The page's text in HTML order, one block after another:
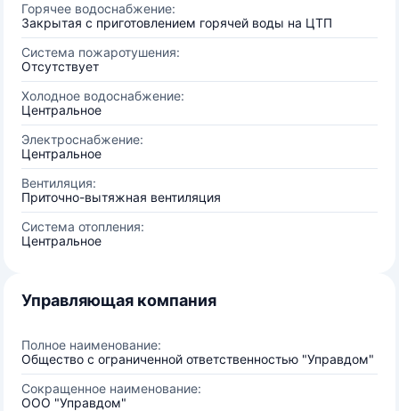
Горячее водоснабжение:
Закрытая с приготовлением горячей воды на ЦТП
Система пожаротушения:
Отсутствует
Холодное водоснабжение:
Центральное
Электроснабжение:
Центральное
Вентиляция:
Приточно-вытяжная вентиляция
Система отопления:
Центральное
Управляющая компания
Полное наименование:
Общество с ограниченной ответственностью "Управдом"
Сокращенное наименование:
ООО "Управдом"